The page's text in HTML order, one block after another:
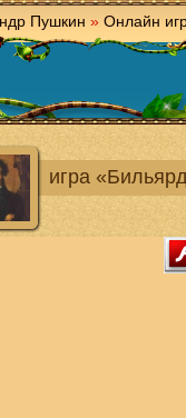
Пушкин » Онлайн
игра